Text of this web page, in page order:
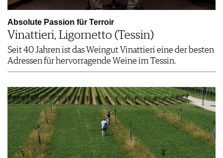
Absolute Passion für Terroir
Vinattieri, Ligornetto (Tessin)
Seit 40 Jahren ist das Weingut Vinattieri eine der besten
Adressen für hervorragende Weine im Tessin.